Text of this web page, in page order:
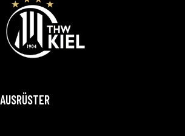
AUSRÜSTER